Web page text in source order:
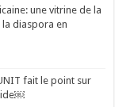
une vitrine de la
diaspora en
fait le point sur